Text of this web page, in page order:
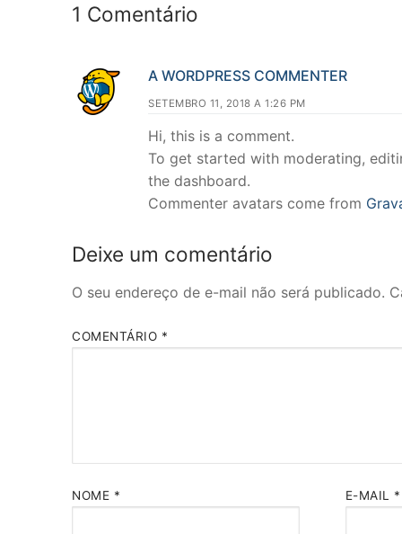
1 Comentário
A WORDPRESS COMMENTER
SETEMBRO 11, 2018 A 1:26 PM
Hi, this is a comment.
To get started with moderating,
the dashboard.
Commenter avatars come from
Deixe um comentário
O seu endereço de e-mail não será publicado.
COMENTÁRIO *
NOME * E-MAIL *